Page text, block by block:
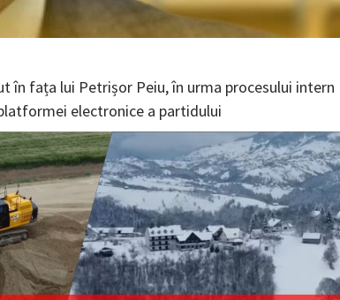
în fața lui Petrișor Peiu, în urma procesului intern
electronice a partidului